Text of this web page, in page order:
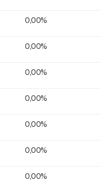
0,00%
0,00%
0,00%
0,00%
0,00%
0,00%
0,00%